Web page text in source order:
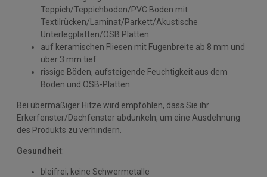
Teppich/Teppichboden/PVC Boden mit
Textilrücken/Laminat/Parkett/Akustische
Unterlegplatten/OSB Platten
auf keramischen Fliesen mit Fugenbreite ab 8 mm und
über 3 mm tief
rissige Böden, aufsteigende Feuchtigkeit aus dem
Boden und OSB-Platten
Bei übermäßiger Hitze wird empfohlen, dass Sie ihr
Erkerfenster/Dachfenster abdunkeln, um eine Ausdehnung
des Produkts zu verhindern.
Gesundheit:
bleifrei, keine Schwermetalle